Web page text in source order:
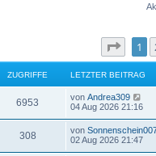
Seite1
ZUGRIFFE LETZTER BEITRAG
6953 von Andrea309
04 Aug 2026 21:16
308 von
02 Aug 2026 21:47